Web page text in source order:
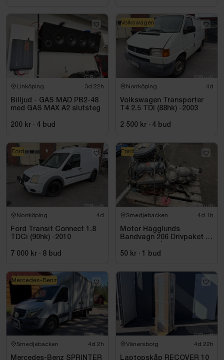
Linköping 3d 22h
Billjud - GAS MAD PB2-48
med GAS MAX A2 slutsteg
200 kr · 4 bud
Norrköping 4d
Volkswagen Transporter
T4 2.5 TDI (88hk) -2003
2 500 kr · 4 bud
Volkswagen
Norrköping 4d
Ford Transit Connect 1.8
TDCi (90hk) -2010
7 000 kr · 8 bud
Ford
Smedjebacken 4d 1h
Motor Hägglunds
Bandvagn 206 Drivpaket |
Automat | 259,9 mil
50 kr · 1 bud
Ford
Smedjebacken 4d 2h
Mercedes-Benz SPRINTER
Mercedes-Benz
Vänersborg 4d 22h
Laptopskåp RECOVER 10